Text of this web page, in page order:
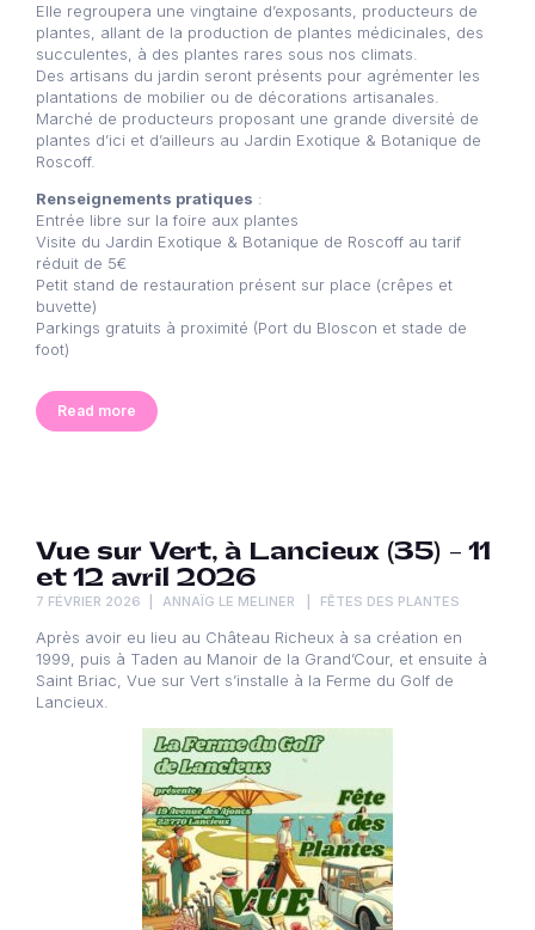
Elle regroupera une vingtaine d’exposants, producteurs de
plantes, allant de la production de plantes médicinales, des
succulentes, à des plantes rares sous nos climats.
Des artisans du jardin seront présents pour agrémenter les
plantations de mobilier ou de décorations artisanales.
Marché de producteurs proposant une grande diversité de
plantes d’ici et d’ailleurs au Jardin Exotique & Botanique de
Roscoff.
Renseignements pratiques :
Entrée libre sur la foire aux plantes
Visite du Jardin Exotique & Botanique de Roscoff au tarif
réduit de 5€
Petit stand de restauration présent sur place (crêpes et
buvette)
Parkings gratuits à proximité (Port du Bloscon et stade de
foot)
Read more
Vue sur Vert, à Lancieux (35) – 11
et 12 avril 2026
7 FÉVRIER 2026 ANNAÏG LE MELINER FÊTES DES PLANTES
Après avoir eu lieu au Château Richeux à sa création en
1999, puis à Taden au Manoir de la Grand’Cour, et ensuite à
Saint Briac, Vue sur Vert s’installe à la Ferme du Golf de
Lancieux.